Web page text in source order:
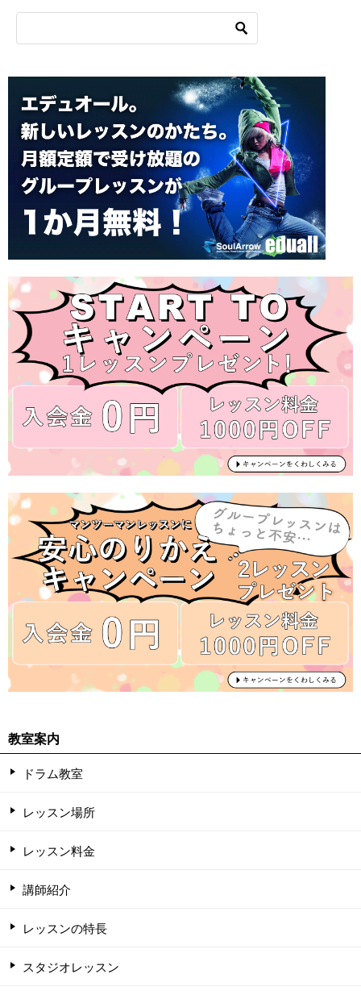
教室案内
ドラム教室
レッスン場所
レッスン料金
講師紹介
レッスンの特長
スタジオレッスン